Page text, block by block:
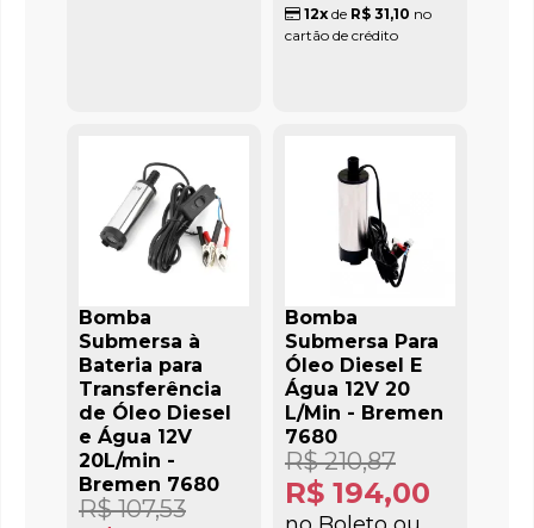
12xde R$ 31,10 no
cartão de crédito
Bomba
Submersa à
Bateria para
Transferência
de Óleo Diesel
e Água 12V
20L/min -
Bremen 7680
R$ 107,53
Bomba
Submersa Para
Óleo Diesel E
Água 12V 20
L/Min - Bremen
7680
R$ 194,00
R$ 210,87